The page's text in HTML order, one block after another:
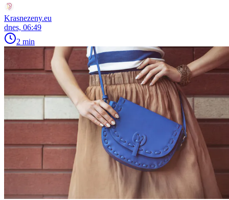
Krasnezeny.eu
dnes, 06:49
2 min